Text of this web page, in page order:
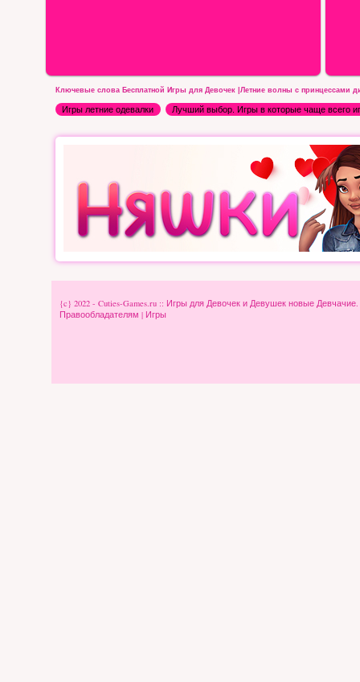
Ключевые слова Бесплатной Игры для Девочек |Летние волны с принцессами
Игры летние одевалки Лучший выбор. Игры в которые чаще всего
{c} 2022 - Cuties-Games.ru :: Игры для Девочек и Девушек новые
Правообладателям | Игры